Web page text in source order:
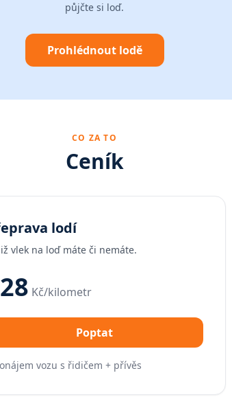
půjčte si loď.
Prohlédnout lodě
CO ZA TO
Ceník
lodí
vlek na loď máte či nemáte.
28 Kč/kilometr
Poptat
vozu s řidičem + přívěs